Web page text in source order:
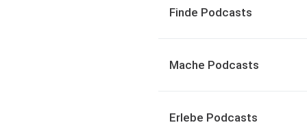
Finde Podcasts
Mache Podcasts
Erlebe Podcasts